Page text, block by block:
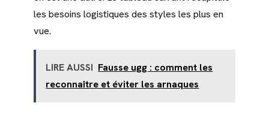
les besoins logistiques des styles les plus en
vue.
LIRE AUSSI Fausse ugg : comment les
reconnaître et éviter les arnaques